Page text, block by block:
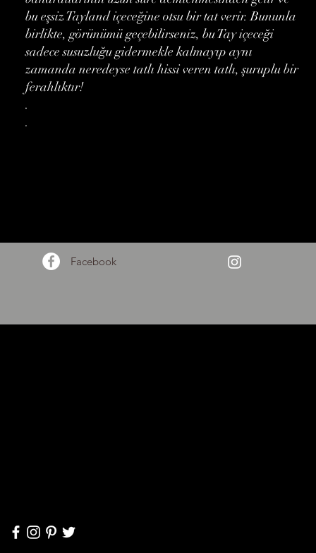
bu eşsiz Tayland içeceğine otsu bir tat verir. Bununla
birlikte, görünümü geçebilirseniz, bu Tay içeceği
sadece susuzluğu gidermekle kalmayıp aynı
zamanda neredeyse tatlı hissi veren tatlı, şuruplu bir
ferahlıktır!
.
.
Facebook